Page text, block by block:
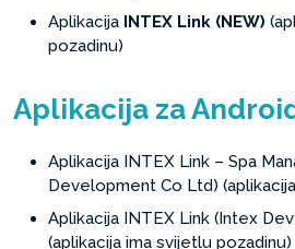
Aplikacija INTEX Link (NEW)
pozadinu)
Aplikacija za
Aplikacija INTEX Link – Spa
Development Co Ltd)
Aplikacija INTEX Link (Intex
(aplikacija ima svijetlu pozadinu)